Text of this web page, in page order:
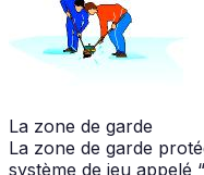
La zone de garde
La zone de garde
système de jeu appelé